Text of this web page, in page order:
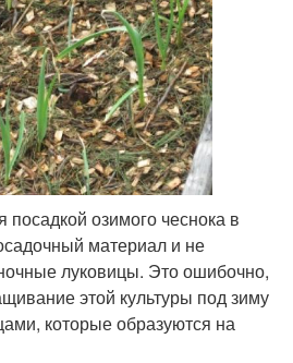
посадкой озимого чеснока в
материал и не
луковицы. Это ошибочно,
этой культуры под зиму
которые образуются на